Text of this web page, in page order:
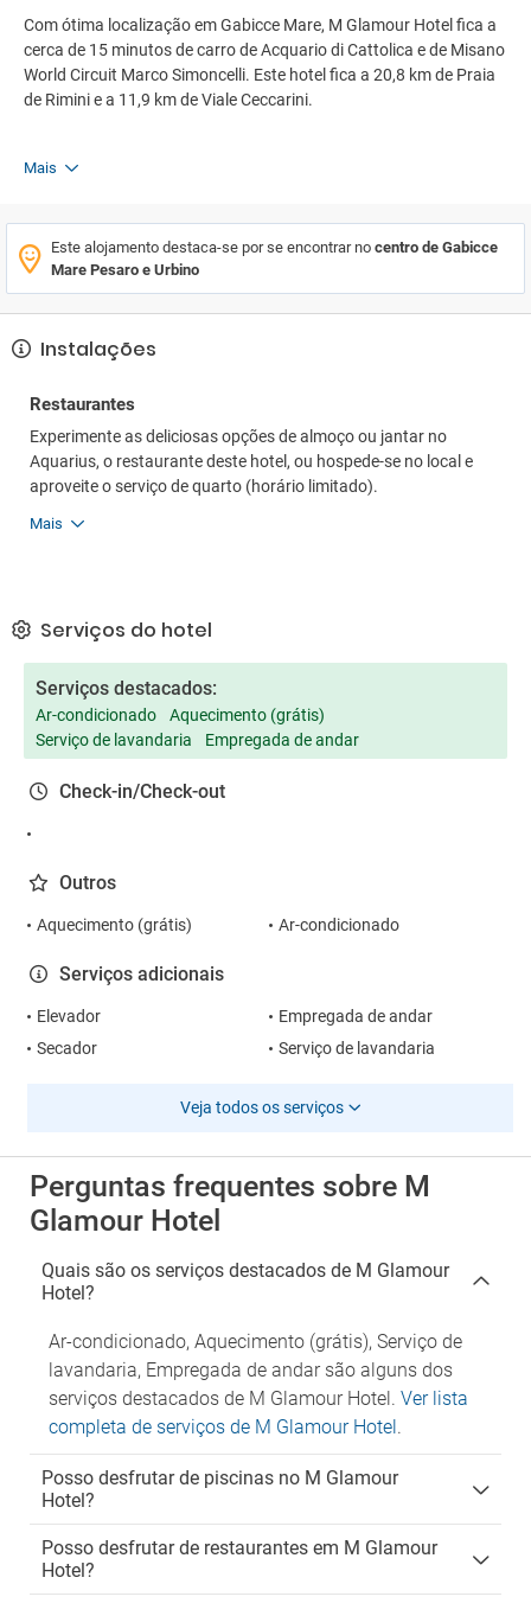
Com ótima localização em Gabicce Mare, M Glamour Hotel fica a
cerca de 15 minutos de carro de Acquario di Cattolica e de Misano
World Circuit Marco Simoncelli. Este hotel fica a 20,8 km de Praia
de Rimini e a 11,9 km de Viale Ceccarini.
Mais
Este alojamento destaca-se por se encontrar no centro de Gabicce
Mare Pesaro e Urbino
Instalações
Restaurantes
Experimente as deliciosas opções de almoço ou jantar no
Aquarius, o restaurante deste hotel, ou hospede-se no local e
aproveite o serviço de quarto (horário limitado).
Mais
Serviços do hotel
Serviços destacados:
Ar-condicionado
Aquecimento (grátis)
Serviço de lavandaria
Empregada de andar
Check-in/Check-out
Outros
Aquecimento (grátis) Ar-condicionado
Serviços adicionais
Elevador
Empregada de andar
Secador
Serviço de lavandaria
Veja todos os serviços
Perguntas frequentes sobre M
Glamour Hotel
Quais são os serviços destacados de M Glamour
Hotel?
Ar-condicionado, Aquecimento (grátis), Serviço de
lavandaria, Empregada de andar são alguns dos
serviços destacados de M Glamour Hotel. Ver lista
completa de serviços de M Glamour Hotel.
Posso desfrutar de piscinas no M Glamour
Hotel?
Posso desfrutar de restaurantes em M Glamour
Hotel?